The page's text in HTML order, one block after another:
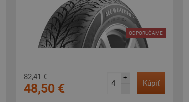
ODPORÚČAME
82,41 €
48,50 €
+
–
Kúpiť